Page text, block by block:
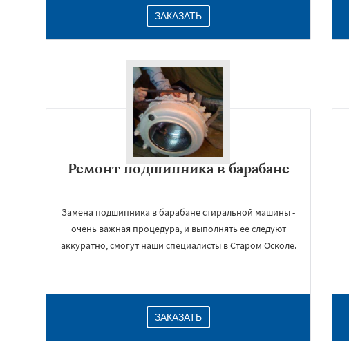
ЗАКАЗАТЬ
Ремонт подшипника в барабане
Замена подшипника в барабане стиральной машины -
очень важная процедура, и выполнять ее следуют
аккуратно, смогут наши специалисты в Старом Осколе.
ЗАКАЗАТЬ